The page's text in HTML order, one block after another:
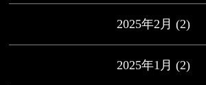
2025年2月 (2)
2025年1月 (2)